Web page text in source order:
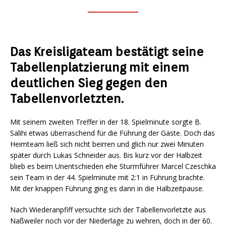
Das Kreisligateam bestätigt seine
Tabellenplatzierung mit einem
deutlichen Sieg gegen den
Tabellenvorletzten.
Mit seinem zweiten Treffer in der 18. Spielminute sorgte B.
Salihi etwas überraschend für die Führung der Gäste. Doch das
Heimteam ließ sich nicht beirren und glich nur zwei Minuten
später durch Lukas Schneider aus. Bis kurz vor der Halbzeit
blieb es beim Unentschieden ehe Sturmführer Marcel Czeschka
sein Team in der 44. Spielminute mit 2:1 in Führung brachte.
Mit der knappen Führung ging es dann in die Halbzeitpause.
Nach Wiederanpfiff versuchte sich der Tabellenvorletzte aus
Naßweiler noch vor der Niederlage zu wehren, doch in der 60.